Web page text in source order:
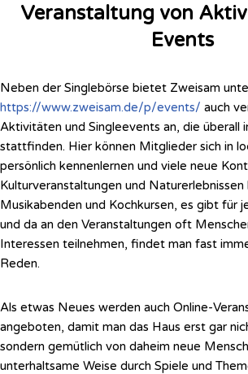
Veranstaltung von
Events
Neben der Singlebörse bietet Zweisam
https://www.zweisam.de/p/events/ auch
Aktivitäten und Singleevents an, die überall
stattfinden. Hier können Mitglieder sich in
persönlich kennenlernen und viele neue
Kulturveranstaltungen und Naturerlebnissen
Musikabenden und Kochkursen, es gibt für
und da an den Veranstaltungen oft
Interessen teilnehmen, findet man fast
Reden.
Als etwas Neues werden auch Online-
angeboten, damit man das Haus erst gar
sondern gemütlich von daheim neue
unterhaltsame Weise durch Spiele und